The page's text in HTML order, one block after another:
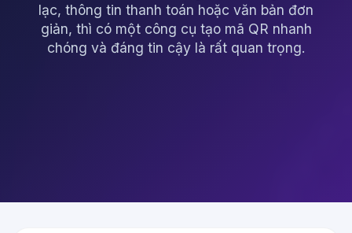
lạc, thông tin thanh toán hoặc văn bản đơn
giản, thì có một công cụ tạo mã QR nhanh
chóng và đáng tin cậy là rất quan trọng.